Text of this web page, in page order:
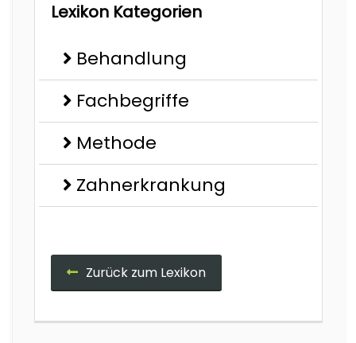
Lexikon Kategorien
Behandlung
Fachbegriffe
Methode
Zahnerkrankung
Zurück zum Lexikon